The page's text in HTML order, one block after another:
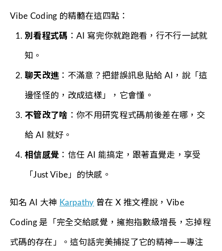
Vibe Coding 的精髓在這四點：
別看程式碼 ：AI 寫完你就跑跑看，行不行一試就
知。
聊天改進 ：不滿意？把錯誤訊息貼給 AI，說「這
邊怪怪的，改成這樣」，它會懂。
不管改了啥 ：你不用研究程式碼前後差在哪，交
給 AI 就好。
相信感覺 ：信任 AI 能搞定，跟著直覺走，享受
「Just Vibe」的快感。
知名 AI 大神 Karpathy 曾在 X 推文裡說，Vibe
Coding 是「完全交給感覺，擁抱指數級增長，忘掉程
式碼的存在」。這句話完美捕捉了它的精神——專注